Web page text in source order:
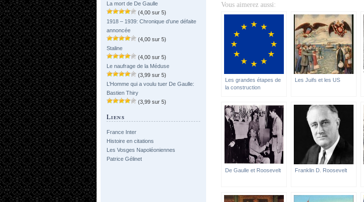
La mort de De Gaulle
(4,00 sur 5)
1918 – 1939: Chronique d’une défaite
annoncée
(4,00 sur 5)
Staline
(4,00 sur 5)
Le naufrage de la Méduse
(3,99 sur 5)
L’Homme qui a voulu tuer De Gaulle:
Bastien Thiry
(3,99 sur 5)
Liens
France Inter
Histoire en citations
Les Vosges Napoléoniennes
Patrice Gélinet
Vous aimerez aussi:
Les grandes étapes de
la construction
Les Juifs et les US
De Gaulle et Roosevelt Franklin D. Roosevelt